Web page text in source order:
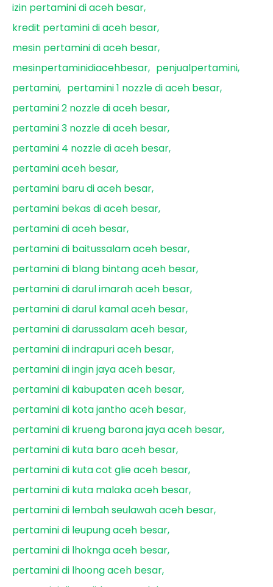
izin pertamini di aceh besar
kredit pertamini di aceh besar
mesin pertamini di aceh besar
mesinpertaminidiacehbesar
penjualpertamini
pertamini
pertamini 1 nozzle di aceh besar
pertamini 2 nozzle di aceh besar
pertamini 3 nozzle di aceh besar
pertamini 4 nozzle di aceh besar
pertamini aceh besar
pertamini baru di aceh besar
pertamini bekas di aceh besar
pertamini di aceh besar
pertamini di baitussalam aceh besar
pertamini di blang bintang aceh besar
pertamini di darul imarah aceh besar
pertamini di darul kamal aceh besar
pertamini di darussalam aceh besar
pertamini di indrapuri aceh besar
pertamini di ingin jaya aceh besar
pertamini di kabupaten aceh besar
pertamini di kota jantho aceh besar
pertamini di krueng barona jaya aceh besar
pertamini di kuta baro aceh besar
pertamini di kuta cot glie aceh besar
pertamini di kuta malaka aceh besar
pertamini di lembah seulawah aceh besar
pertamini di leupung aceh besar
pertamini di lhoknga aceh besar
pertamini di lhoong aceh besar